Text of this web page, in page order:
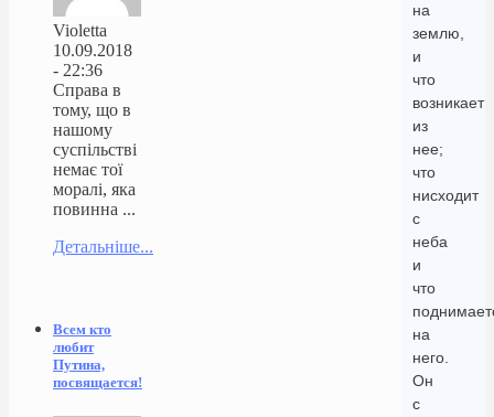
на
землю,
и
что
возникает
из
нее;
что
нисходит
с
неба
и
что
на
него.
Он
с
Violetta
10.09.2018
- 22:36
Справа в
тому, що в
нашому
суспільстві
немає тої
моралі, яка
повинна ...
Детальніше...
Всем кто
любит
Путина,
посвящается!